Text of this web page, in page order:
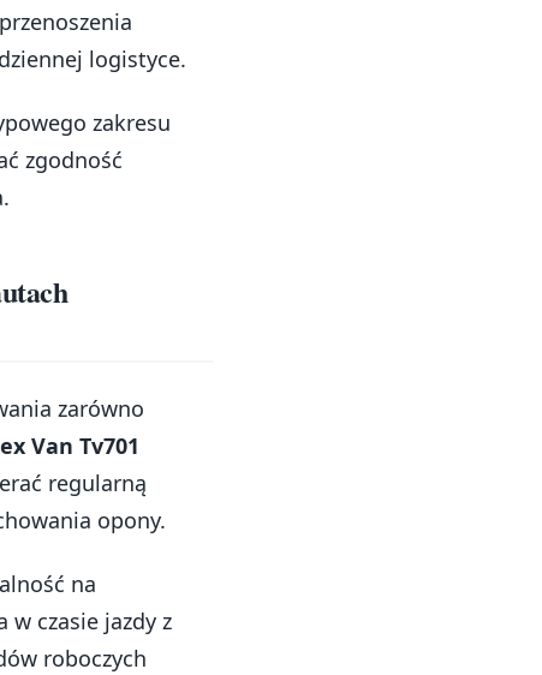
logistyce.
zakresu
zgodność
zarówno
Van Tv701
regularną
opony.
na
czasie jazdy z
roboczych